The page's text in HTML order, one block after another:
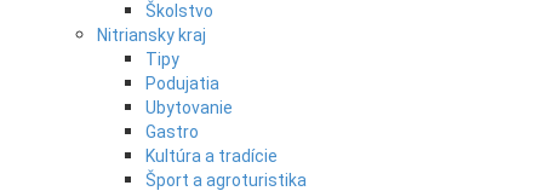
Školstvo
Nitriansky kraj
Tipy
Podujatia
Ubytovanie
Gastro
Kultúra a tradície
Šport a agroturistika